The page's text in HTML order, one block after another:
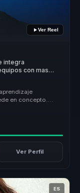
Ver Reel
integra
con mas
en concepto.
Ver Perfil
ES